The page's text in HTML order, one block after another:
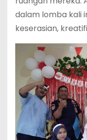
dalam lomba kali
keserasian,